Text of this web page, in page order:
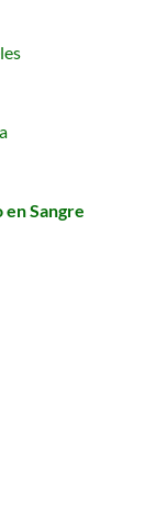
en Sangre